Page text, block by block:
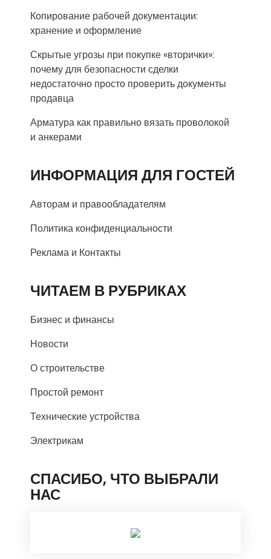
Копирование рабочей документации:
хранение и оформление
Скрытые угрозы при покупке «вторички»:
почему для безопасности сделки
недостаточно просто проверить документы
продавца
Арматура как правильно вязать проволокой
и анкерами
ИНФОРМАЦИЯ ДЛЯ ГОСТЕЙ
Авторам и правообладателям
Политика конфиденциальности
Реклама и Контакты
ЧИТАЕМ В РУБРИКАХ
Бизнес и финансы
Новости
О строительстве
Простой ремонт
Технические устройства
Электрикам
СПАСИБО, ЧТО ВЫБРАЛИ
НАС